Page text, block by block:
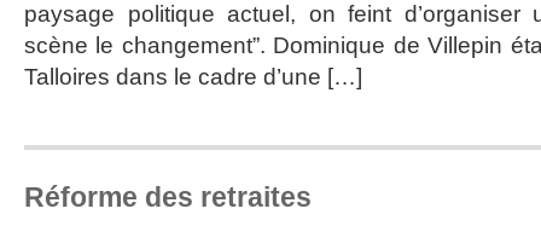
urnes
paysage politique actuel, on feint
scène le changement”. Dominique de Villepin
Talloires dans le cadre d’une […]
Réforme des retraites